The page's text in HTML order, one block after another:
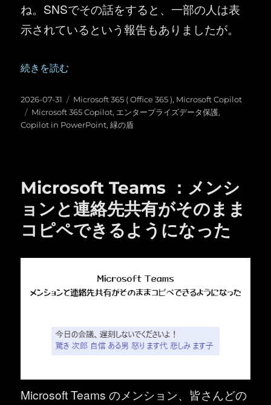
ね。SNSでその話をすると、一部の人は表
示されているという報告もありましたが。
“Copilot in PowerPoint にようやく安心安全の緑の盾マー
続きを読む
投
稿
日:
2026-07-31
カ
テ
ゴ
Microsoft 365 ( Office 365 ), Microsoft Copilot
タ
グ
Microsoft 365 Copilot, エンタープライズデータ保護,
Copilot in PowerPoint,緑の盾
Microsoft Teams ：メンシ
ョンと連絡先共有がそのまま
コピペできるようになった
Microsoft Teams のメンション、皆さんどの